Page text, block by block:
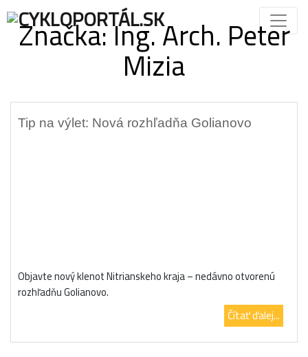
Značka:Ing. Arch. Peter
Mizia
Tip na výlet: Nová rozhľadňa Golianovo
Objavte nový klenot Nitrianskeho kraja – nedávno otvorenú
rozhľadňu Golianovo.
Čítať ďalej...